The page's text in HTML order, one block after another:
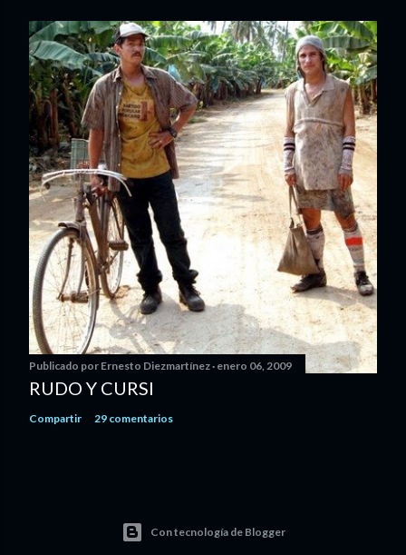
Publicado por Ernesto Diezmartínez enero 06, 2009
RUDO Y CURSI
Compartir 29 comentarios
Con tecnología de Blogger